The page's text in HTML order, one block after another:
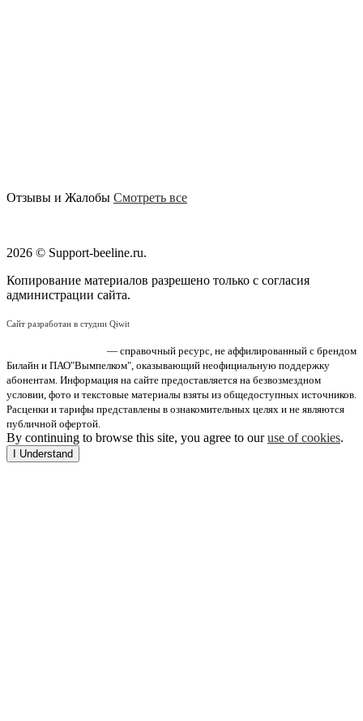
Отзывы и Жалобы Смотреть все
2026 © Support-beeline.ru.
Копирование материалов разрешено только с согласия
администрации сайта.
Сайт разработан в студии Qiwit
— справочный ресурс, не аффилированный с брендом
Билайн и ПАО"Вымпелком", оказывающий неофициальную поддержку
абонентам. Информация на сайте предоставляется на безвозмездном
условии, фото и текстовые материалы взяты из общедоступных источников.
Расценки и тарифы представлены в ознакомительных целях и не являются
публичной офертой.
By continuing to browse this site, you agree to ouruse of cookies.
I Understand